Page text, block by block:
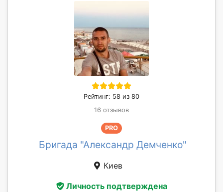
Рейтинг: 58 из 80
16 отзывов
PRO
Бригада "Александр Демченко"
Киев
Личность подтверждена